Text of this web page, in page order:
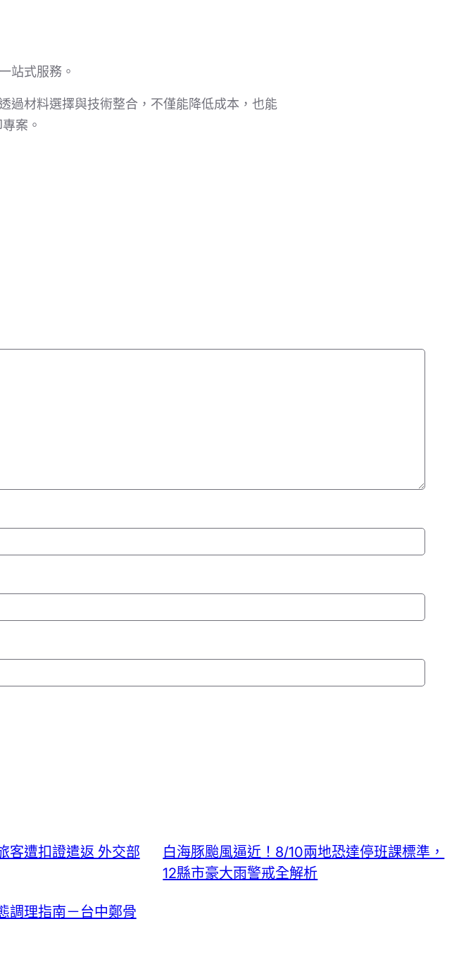
站式服務。
過材料選擇與技術整合，不僅能降低成本，也能
案。
客遭扣證遣返 外交部
白海豚颱風逼近！8/10兩地恐達停班課標準，
12縣市豪大雨警戒全解析
調理指南－台中鄭骨